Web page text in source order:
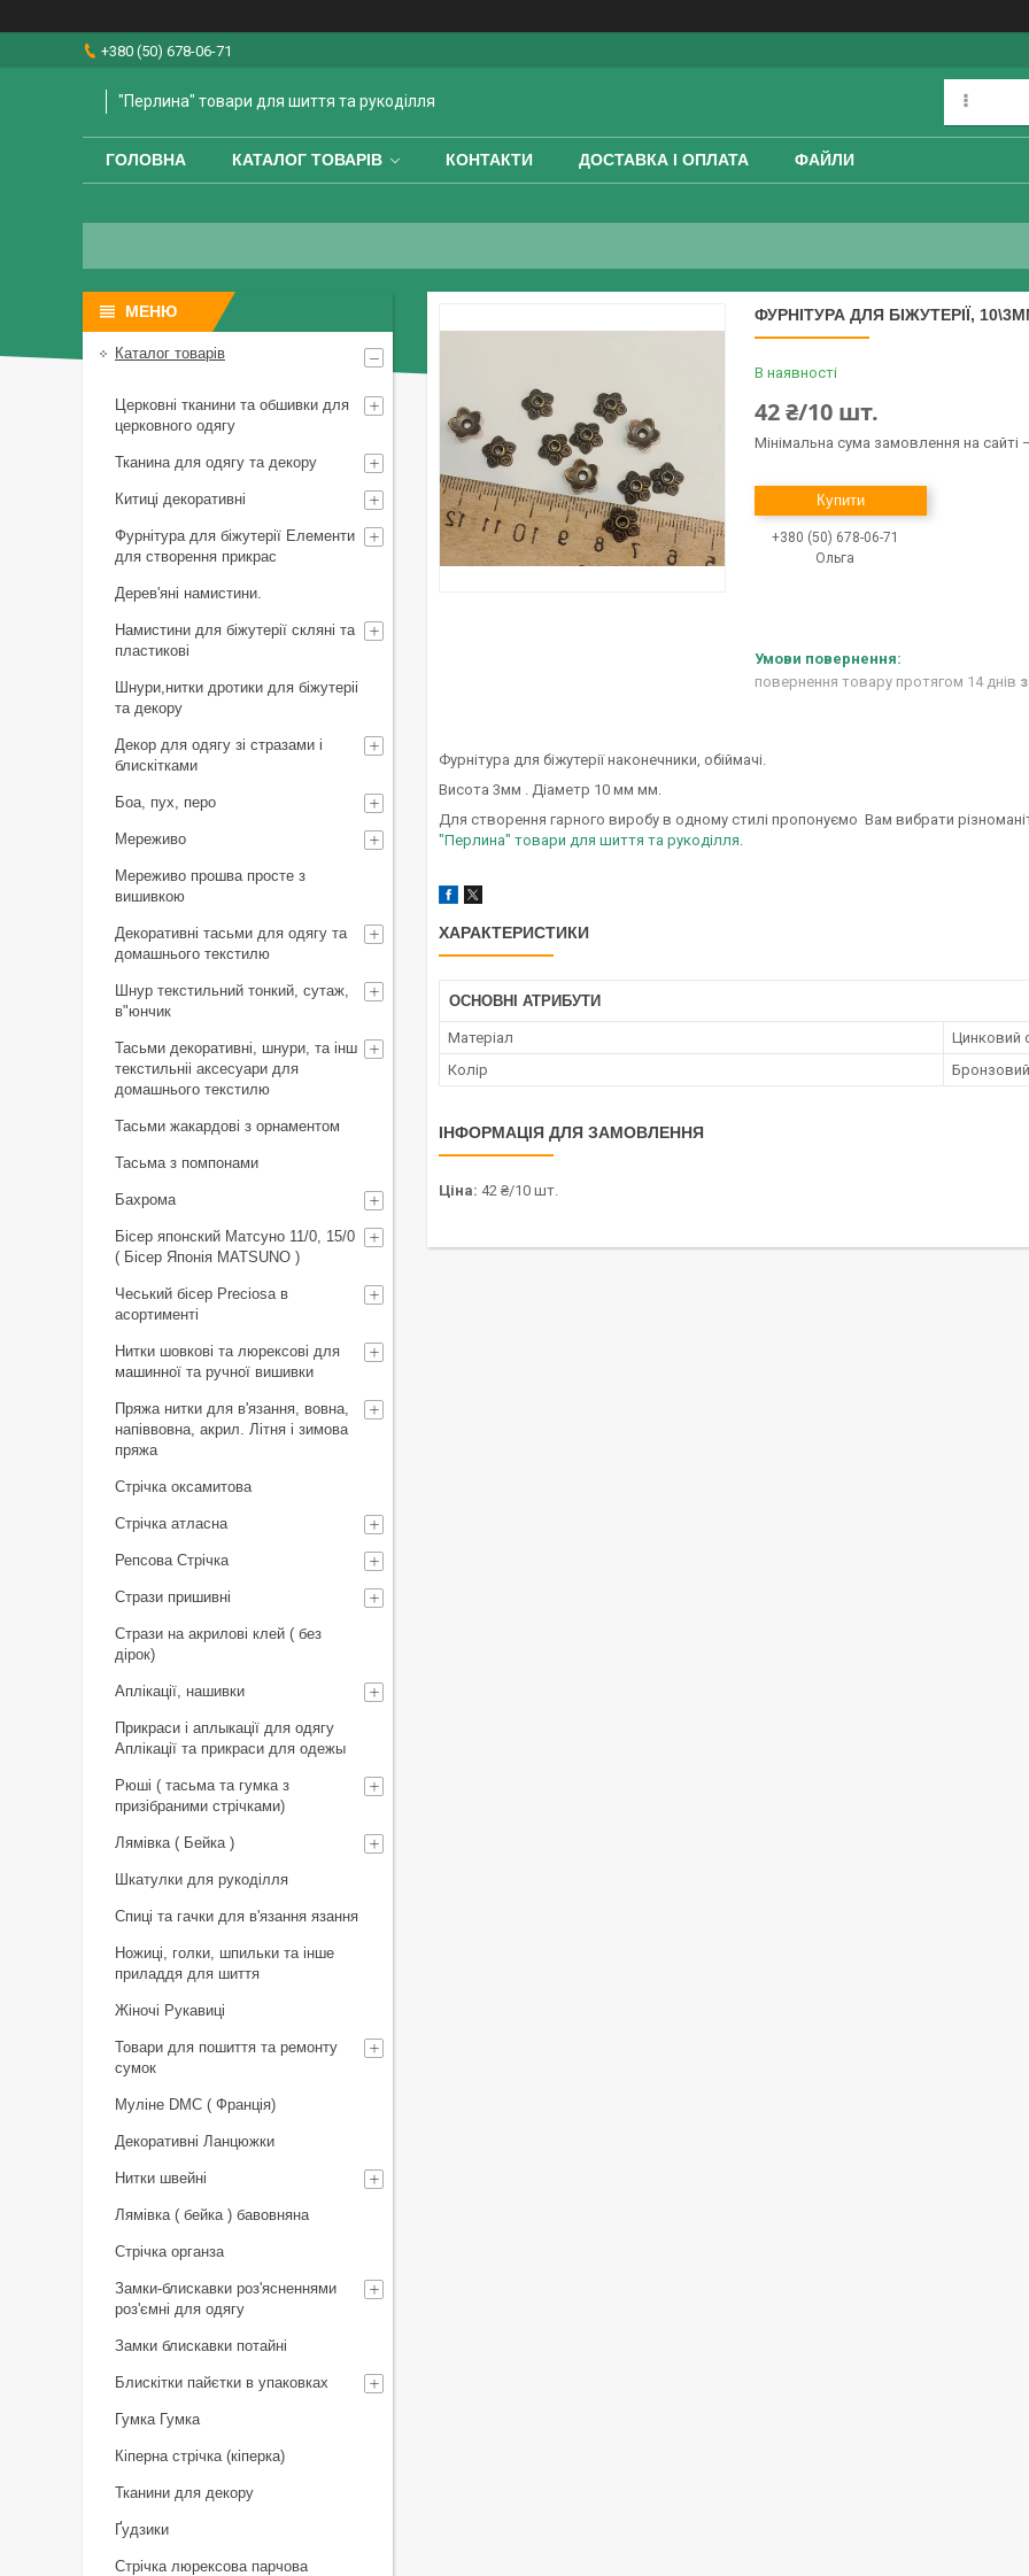
+380 (50) 678-06-71
"Перлина" товари для шиття та рукоділля
ГОЛОВНА КАТАЛОГ ТОВАРІВ КОНТАКТИ ДОСТАВКА І ОПЛАТА ФАЙЛИ
ФУРНІТУРА ДЛЯ БІЖУТЕРІЇ,
В наявності
42 ₴/10 шт.
Мінімальна сума замовлення на сайті
Купити
+380 (50) 678-06-71
Ольга
повернення товару протягом 14 днів
Фурнітура для біжутерії наконечники, обіймачі.
Висота 3мм . Діаметр 10 мм мм.
Для створення гарного виробу в одному стилі пропонуємо Вам вибрати
"Перлина" товари для шиття та рукоділля.
ХАРАКТЕРИСТИКИ
ОСНОВНІ АТРИБУТИ
Матеріал
Цинковий
Колір
Бронзовий
ІНФОРМАЦІЯ ДЛЯ ЗАМОВЛЕННЯ
Ціна: 42 ₴/10 шт.
Каталог товарів
Церковні тканини та обшивки для
церковного одягу
Тканина для одягу та декору
Китиці декоративні
Фурнітура для біжутерії Елементи
для створення прикрас
Дерев'яні намистини.
Намистини для біжутерії скляні та
пластикові
Шнури,нитки дротики для біжутеріі
та декору
Декор для одягу зі стразами і
блискітками
Боа, пух, перо
Мереживо
Мереживо прошва просте з
вишивкою
Декоративні тасьми для одягу та
домашнього текстилю
Шнур текстильний тонкий, сутаж,
в"юнчик
Тасьми декоративні, шнури, та інш
текстильніі аксесуари для
домашнього текстилю
Тасьми жакардові з орнаментом
Тасьма з помпонами
Бахрома
Бісер японский Матсуно 11/0, 15/0
( Бісер Японія MATSUNO )
Чеський бісер Preciosa в
асортименті
Нитки шовкові та люрексові для
машинної та ручної вишивки
Пряжа нитки для в'язання, вовна,
напіввовна, акрил. Літня і зимова
пряжа
Стрічка оксамитова
Стрічка атласна
Репсова Стрічка
Стрази пришивні
Стрази на акрилові клей ( без
дірок)
Аплікації, нашивки
Прикраси і аплыкації для одягу
Аплікації та прикраси для одежы
Рюші ( тасьма та гумка з
призібраними стрічками)
Лямівка ( Бейка )
Шкатулки для рукоділля
Спиці та гачки для в'язання язання
Ножиці, голки, шпильки та інше
приладдя для шиття
Жіночі Рукавиці
Товари для пошиття та ремонту
сумок
Муліне DMC ( Франція)
Декоративні Ланцюжки
Нитки швейні
Лямівка ( бейка ) бавовняна
Стрічка органза
Замки-блискавки роз'ясненнями
роз'ємні для одягу
Замки блискавки потайні
Блискітки пайєтки в упаковках
Гумка Гумка
Кіперна стрічка (кіперка)
Тканини для декору
Ґудзики
Стрічка люрексова парчова